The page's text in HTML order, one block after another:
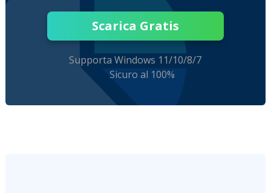
Scarica Gratis
Supporta Windows 11/10/8/7
Sicuro al 100%